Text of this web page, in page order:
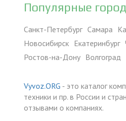
Популярные
Санкт-Петербург Самара
Новосибирск Екатеринбург
Ростов-на-Дону Волгоград
Vyvoz.ORG - это каталог
техники и пр. в России и
отзывами о компаниях.